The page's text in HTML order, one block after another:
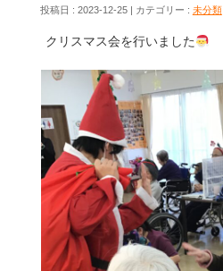
投稿日 : 2023-12-25 カテゴリー : 未分類
クリスマス会を行いました